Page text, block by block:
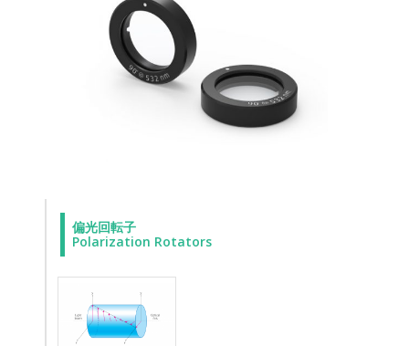
偏光回転子
Polarization Rotators